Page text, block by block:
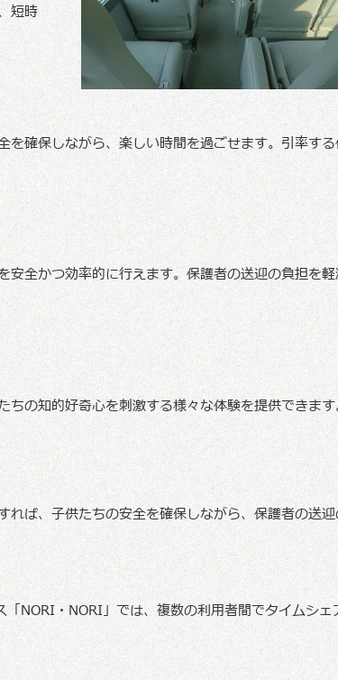
短時
確保しながら、楽しい時間を過ごせます。引率す
全かつ効率的に行えます。保護者の送迎の負担を
の知的好奇心を刺激する様々な体験を提供できま
ば、子供たちの安全を確保しながら、保護者の送
NORI・NORI」では、複数の利用者間でタイムシェ